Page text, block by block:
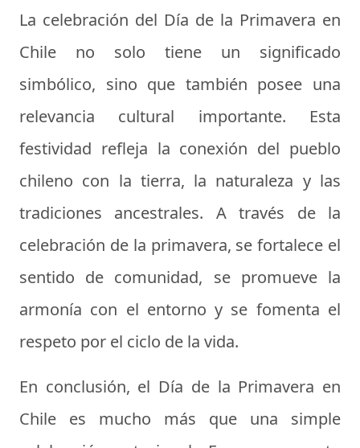
La celebración del Día de la Primavera en
Chile no solo tiene un significado
simbólico, sino que también posee una
relevancia cultural importante. Esta
festividad refleja la conexión del pueblo
chileno con la tierra, la naturaleza y las
tradiciones ancestrales. A través de la
celebración de la primavera, se fortalece el
sentido de comunidad, se promueve la
armonía con el entorno y se fomenta el
respeto por el ciclo de la vida.
En conclusión, el Día de la Primavera en
Chile es mucho más que una simple